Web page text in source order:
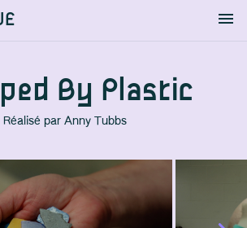
By Plastic
Réalisé par Anny Tubbs